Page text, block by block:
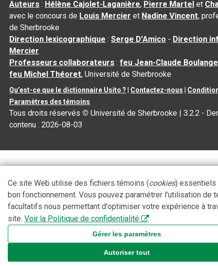
Auteurs : Hélène Cajolet-Laganière, Pierre Martel et
avec le concours de Louis Mercier et Nadine Vincent,
de Sherbrooke
Direction lexicographique :Serge D’Amico - Direction
Mercier
Professeurs collaborateurs :feu Jean-Claude
feu Michel Théoret, Université de Sherbrooke
Qu’est-ce que le dictionnaire Usito ? Contactez-nous
Paramètres des témoins
Tous droits réservés © Université de Sherbrooke |3.2.2 -
contenu :2026-08-03
Ce site Web utilise des fichiers témoins (cookies) essentiels
bon fonctionnement. Vous pouvez paramétrer l'utilisation de
facultatifs nous permettant d'optimiser votre expérience à
site. Voir la Politique de confidentialité
Gérer les paramètres
Autoriser tout